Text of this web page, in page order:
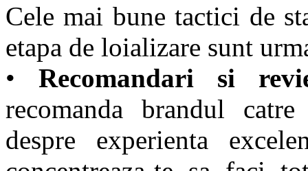
Cele mai bune tactici de
etapa de loializare sunt
• Recomandari si
recomanda brandul
despre experienta